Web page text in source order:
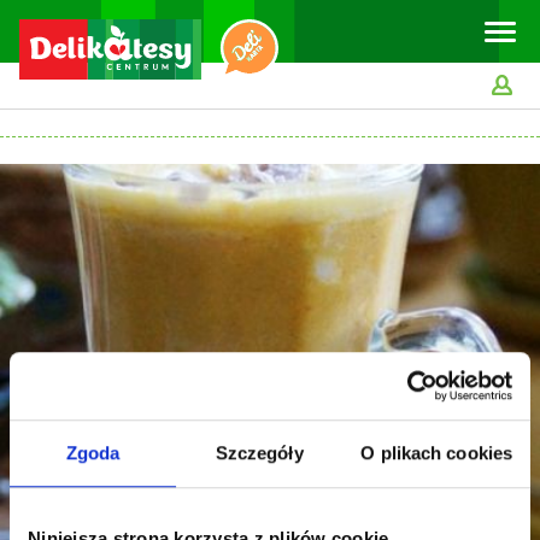
Zgoda Szczegóły O plikach cookies
Toggle